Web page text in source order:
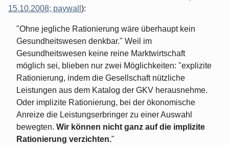
15.10.2008; paywall ):
"Ohne jegliche Rationierung wäre überhaupt kein
Gesundheitswesen denkbar." Weil im
Gesundheitswesen keine reine Marktwirtschaft
möglich sei, blieben nur zwei Möglichkeiten: "explizite
Rationierung, indem die Gesellschaft nützliche
Leistungen aus dem Katalog der GKV herausnehme.
Oder implizite Rationierung, bei der ökonomische
Anreize die Leistungserbringer zu einer Auswahl
bewegten. Wir können nicht ganz auf die implizite
Rationierung verzichten."